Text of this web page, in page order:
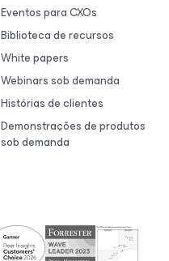
Eventos para CXOs
Biblioteca de recursos
White papers
Webinars sob demanda
Histórias de clientes
Demonstrações de produtos
sob demanda